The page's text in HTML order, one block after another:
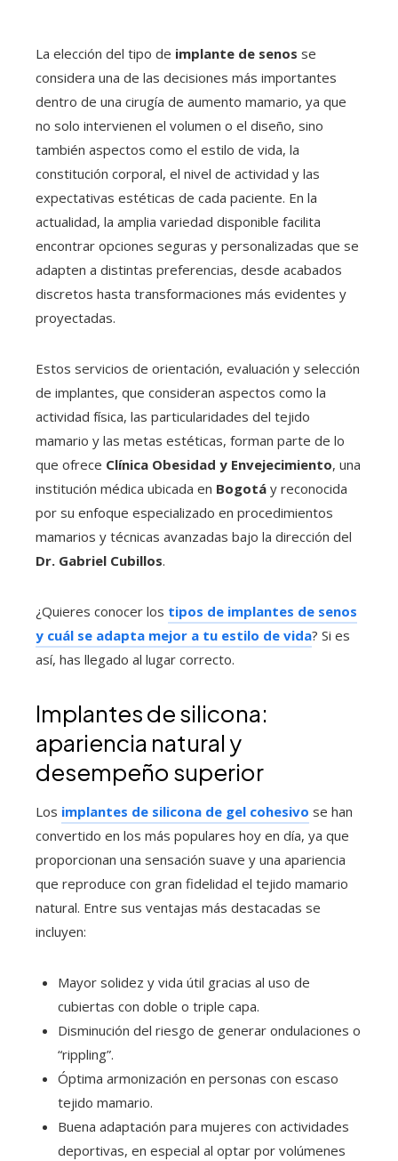
La elección del tipo de implante de senos se
considera una de las decisiones más importantes
dentro de una cirugía de aumento mamario, ya que
no solo intervienen el volumen o el diseño, sino
también aspectos como el estilo de vida, la
constitución corporal, el nivel de actividad y las
expectativas estéticas de cada paciente. En la
actualidad, la amplia variedad disponible facilita
encontrar opciones seguras y personalizadas que se
adapten a distintas preferencias, desde acabados
discretos hasta transformaciones más evidentes y
proyectadas.
Estos servicios de orientación, evaluación y selección
de implantes, que consideran aspectos como la
actividad física, las particularidades del tejido
mamario y las metas estéticas, forman parte de lo
que ofrece Clínica Obesidad y Envejecimiento, una
institución médica ubicada en Bogotá y reconocida
por su enfoque especializado en procedimientos
mamarios y técnicas avanzadas bajo la dirección del
Dr. Gabriel Cubillos.
¿Quieres conocer los tipos de implantes de senos
y cuál se adapta mejor a tu estilo de vida? Si es
así, has llegado al lugar correcto.
Implantes de silicona:
apariencia natural y
desempeño superior
Los implantes de silicona de gel cohesivo se han
convertido en los más populares hoy en día, ya que
proporcionan una sensación suave y una apariencia
que reproduce con gran fidelidad el tejido mamario
natural. Entre sus ventajas más destacadas se
incluyen:
Mayor solidez y vida útil gracias al uso de
cubiertas con doble o triple capa.
Disminución del riesgo de generar ondulaciones o
“rippling”.
Óptima armonización en personas con escaso
tejido mamario.
Buena adaptación para mujeres con actividades
deportivas, en especial al optar por volúmenes